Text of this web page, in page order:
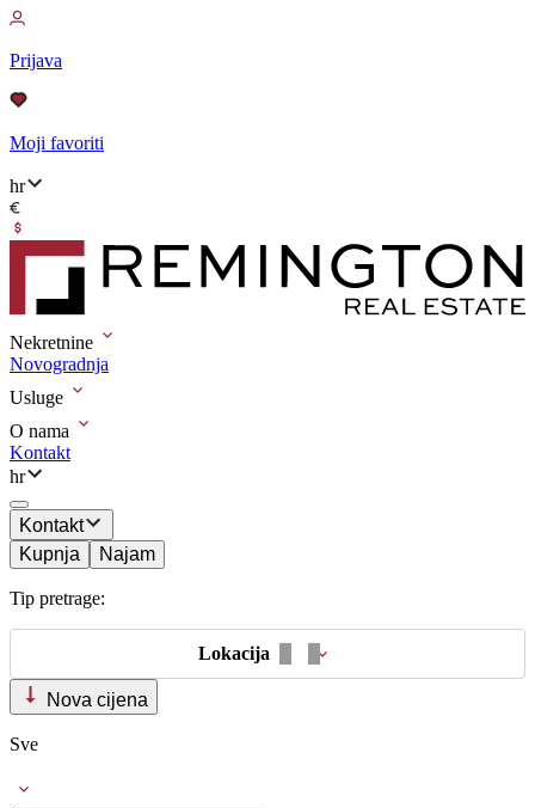
Prijava
Moji favoriti
hr
Nekretnine
Novogradnja
Usluge
O nama
Kontakt
hr
Kontakt
Kupnja
Najam
Tip pretrage:
Lokacija
Nova cijena
Sve